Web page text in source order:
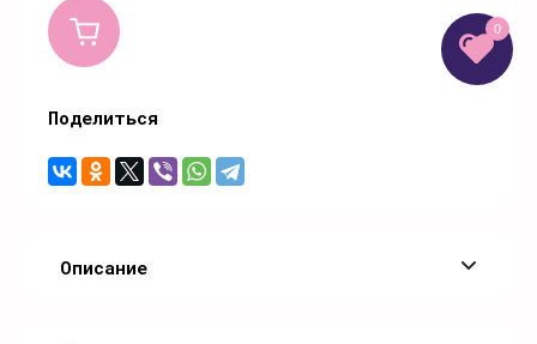
0
Поделиться
Описание